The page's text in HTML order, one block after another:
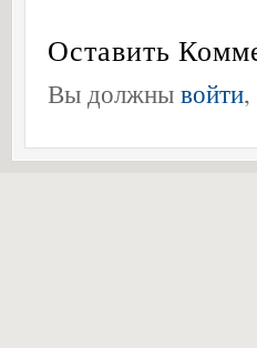
Оставить
Вы должны войти,